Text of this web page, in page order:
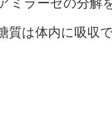
質は体内に吸収